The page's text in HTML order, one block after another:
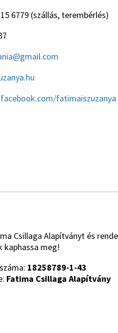
6779 (szállás, terembérlés)
fatimaiszuzanya
Csillaga Alapítványt és
kaphassa meg!
18258789-1-43
Fatima Csillaga Alapítvány